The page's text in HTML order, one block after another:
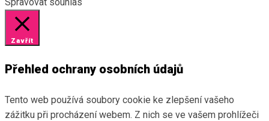
Spravovat souhlas
Zavřít
Přehled ochrany osobních údajů
Tento web používá soubory cookie ke zlepšení vašeho
zážitku při procházení webem. Z nich se ve vašem prohlížeči